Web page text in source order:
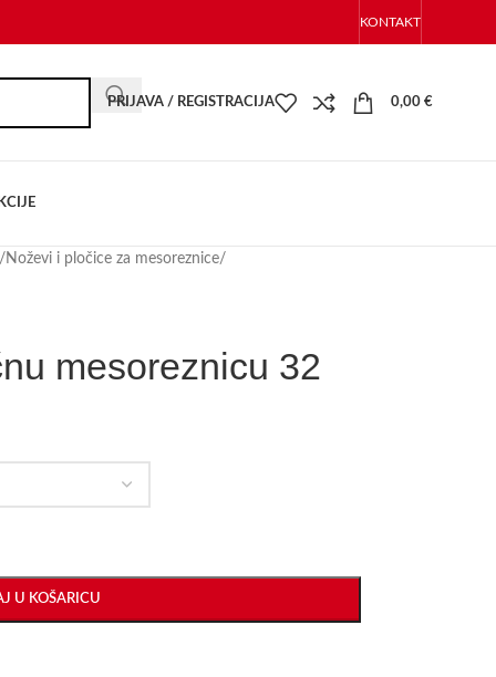
KONTAKT
PRIJAVA / REGISTRACIJA 0,00 €
Noževi i pločice za mesoreznice/
mesoreznicu 32
U KOŠARICU